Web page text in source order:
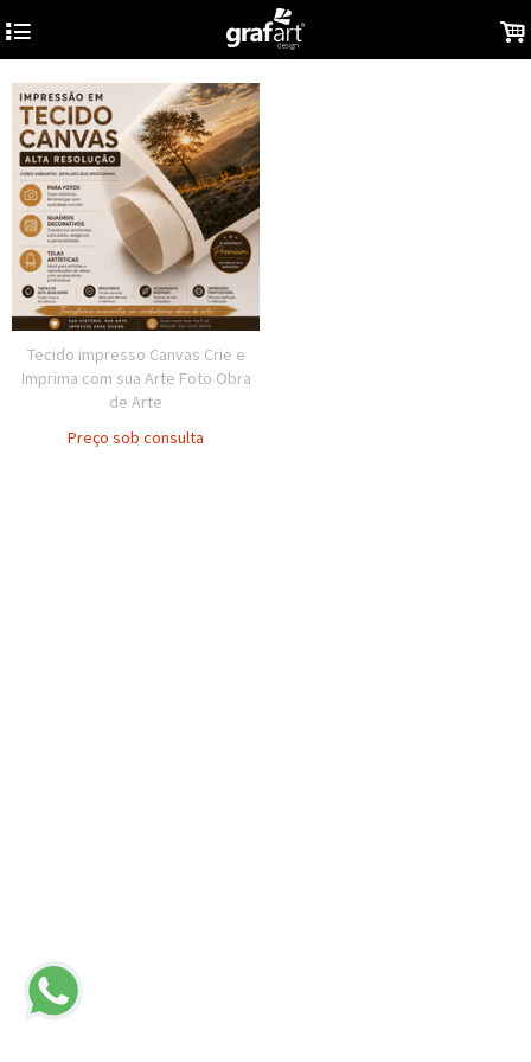
4 .
Tecido impresso Canvas Crie e
Imprima com sua Arte Foto Obra
de Arte
Preço sob consulta